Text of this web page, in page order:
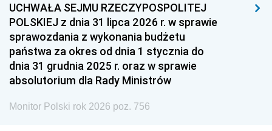
1939 1938 1937
1936 1930
UCHWAŁA SEJMU RZECZYPOSPOLITEJ
POLSKIEJ z dnia 31 lipca 2026 r. w sprawie
sprawozdania z wykonania budżetu
państwa za okres od dnia 1 stycznia do
dnia 31 grudnia 2025 r. oraz w sprawie
absolutorium dla Rady Ministrów
Monitor Polski rok 2026 poz. 756